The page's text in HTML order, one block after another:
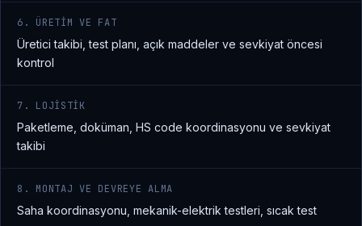
6. ÜRETIM VE FAT
Üretici takibi, test planı, açık maddeler ve sevkiyat öncesi
kontrol
7. LOJISTIK
Paketleme, doküman, HS code koordinasyonu ve sevkiyat
takibi
8. MONTAJ VE DEVREYE ALMA
Saha koordinasyonu, mekanik-elektrik testleri, sıcak test